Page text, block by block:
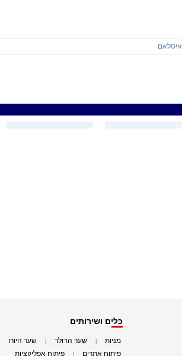
איסלאם
כלים ושירותים
מניות שער הדולר שער היורו
פיתוח אתרים פיתוח אפליקציות